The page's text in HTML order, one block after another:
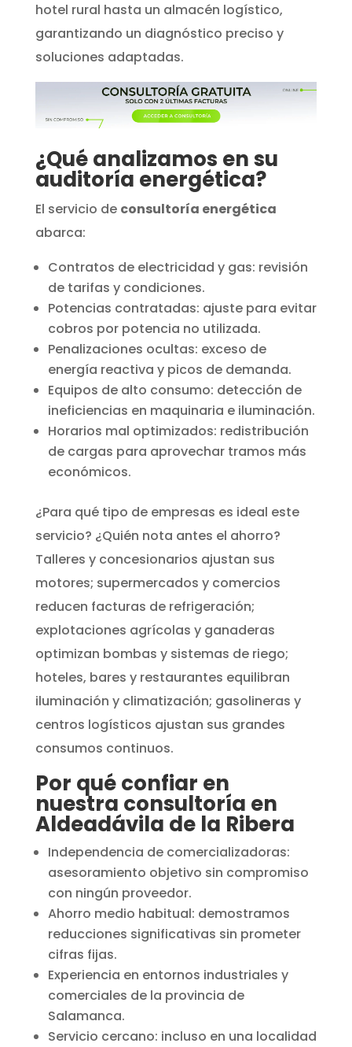
hotel rural hasta un almacén logístico,
garantizando un diagnóstico preciso y
soluciones adaptadas.
¿Qué analizamos en su
auditoría energética?
El servicio de consultoría energética
abarca:
Contratos de electricidad y gas: revisión
de tarifas y condiciones.
Potencias contratadas: ajuste para evitar
cobros por potencia no utilizada.
Penalizaciones ocultas: exceso de
energía reactiva y picos de demanda.
Equipos de alto consumo: detección de
ineficiencias en maquinaria e iluminación.
Horarios mal optimizados: redistribución
de cargas para aprovechar tramos más
económicos.
¿Para qué tipo de empresas es ideal este
servicio? ¿Quién nota antes el ahorro?
Talleres y concesionarios ajustan sus
motores; supermercados y comercios
reducen facturas de refrigeración;
explotaciones agrícolas y ganaderas
optimizan bombas y sistemas de riego;
hoteles, bares y restaurantes equilibran
iluminación y climatización; gasolineras y
centros logísticos ajustan sus grandes
consumos continuos.
Por qué confiar en
nuestra consultoría en
Aldeadávila de la Ribera
Independencia de comercializadoras:
asesoramiento objetivo sin compromiso
con ningún proveedor.
Ahorro medio habitual: demostramos
reducciones significativas sin prometer
cifras fijas.
Experiencia en entornos industriales y
comerciales de la provincia de
Salamanca.
Servicio cercano: incluso en una localidad